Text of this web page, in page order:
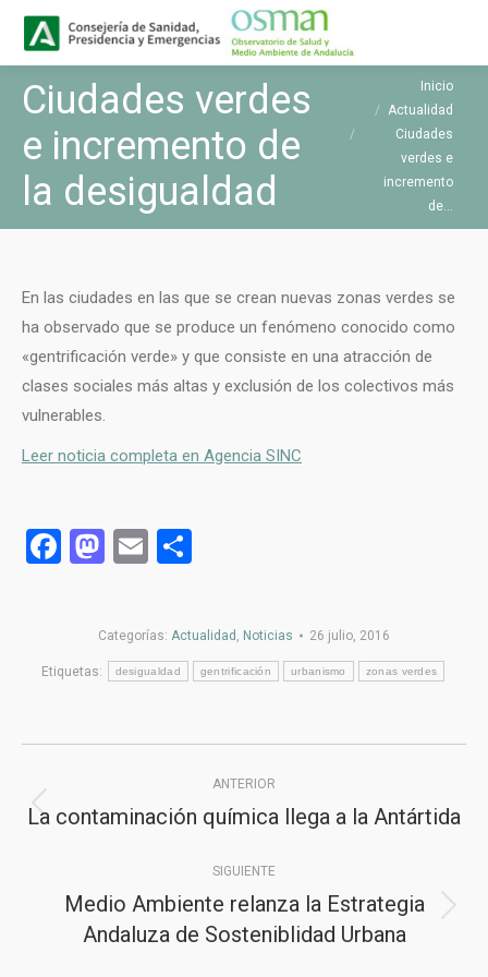
Ciudades verdes
e incremento de
la desigualdad
Inicio
Actualidad
Ciudades
verdes e
incremento
de…
En las ciudades en las que se crean nuevas zonas verdes se
ha observado que se produce un fenómeno conocido como
«gentrificación verde» y que consiste en una atracción de
clases sociales más altas y exclusión de los colectivos más
vulnerables.
Leer noticia completa en Agencia SINC
Facebook
Mastodon
Email
Categorías: Actualidad , Noticias 26 julio, 2016
Etiquetas: desigualdad gentrificación urbanismo zonas verdes
entre
publicaciones
ANTERIOR
Publicación
La contaminación química llega a la Antártida
SIGUIENTE
Publicación
siguiente:
Medio Ambiente relanza la Estrategia
Andaluza de Sosteniblidad Urbana